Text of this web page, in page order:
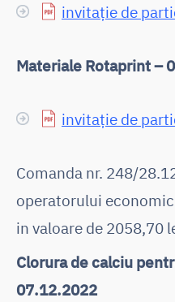
invitație de
Materiale Rotaprint –
invitație de
Comanda nr. 248/
operatorului economic
in valoare de 2058,70
Clorura de calciu
07.12.2022